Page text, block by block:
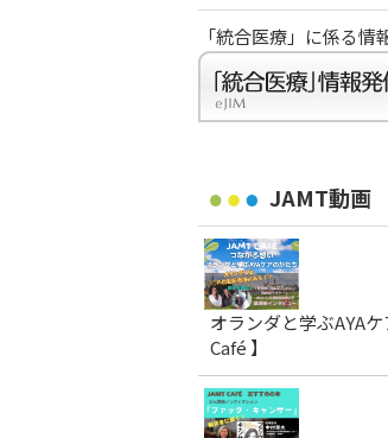
「統合医療」に係る
JAMT動画
オランダと学ぶAYA
Café 】